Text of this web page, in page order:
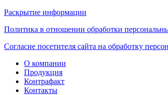
Раскрытие информации
Политика в отношении обработки
Согласие посетителя сайта на обработку
О компании
Продукция
Контрафакт
Контакты